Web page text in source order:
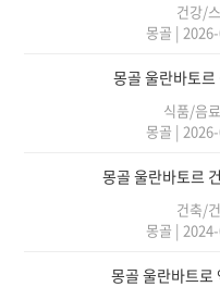
건강/
몽골 |
몽골 울란바토
식품/음
몽골 |
몽골 울란바토르
건축/
몽골 |
몽골 울란바트